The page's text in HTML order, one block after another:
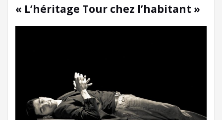
« L’héritage Tour chez l’habitant »